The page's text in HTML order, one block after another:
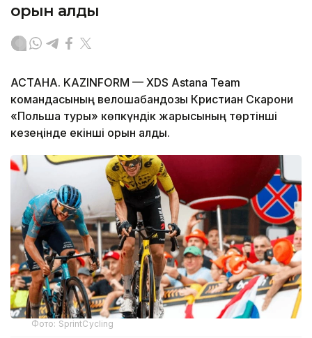
орын алды
АСТАНА. KAZINFORM — XDS Astana Team
командасының велошабандозы Кристиан Скарони
«Польша туры» көпкүндік жарысының төртінші
кезеңінде екінші орын алды.
Фото: SprintCycling